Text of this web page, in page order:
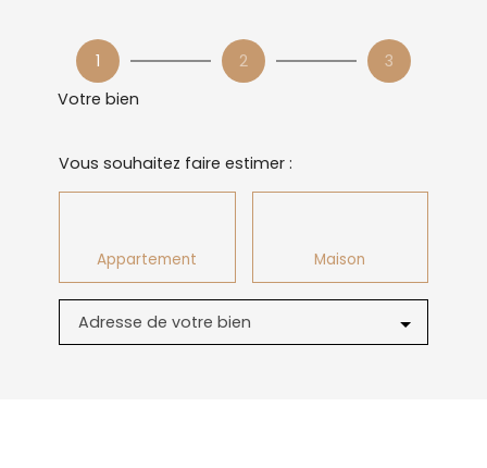
1
Votre bien
2 3
Vous souhaitez faire estimer :
Appartement Maison
Adresse de votre bien